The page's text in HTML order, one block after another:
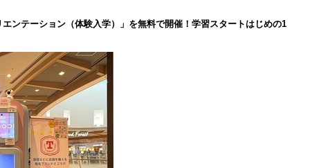
エンテーション（体験入学）」を無料で開催！学習スタートはじめの1